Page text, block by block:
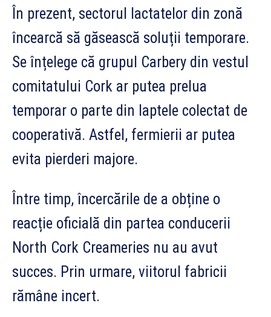
În prezent, sectorul lactatelor din zonă
încearcă să găsească soluții temporare.
Se înțelege că grupul Carbery din vestul
comitatului Cork ar putea prelua
temporar o parte din laptele colectat de
cooperativă. Astfel, fermierii ar putea
evita pierderi majore.
Între timp, încercările de a obține o
reacție oficială din partea conducerii
North Cork Creameries nu au avut
succes. Prin urmare, viitorul fabricii
rămâne incert.